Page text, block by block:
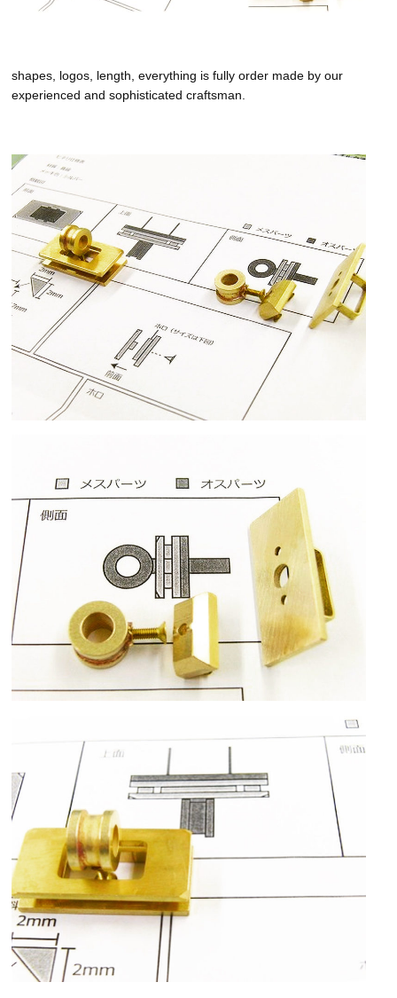
shapes, logos, length, everything is fully order made by our
experienced and sophisticated craftsman.